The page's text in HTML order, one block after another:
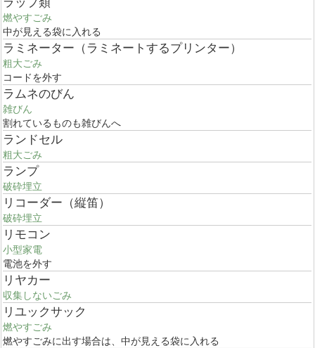
燃やすごみ
中が見える袋に入れる
ラミネーター（ラミネートするプリンター）
粗大ごみ
コードを外す
ラムネのびん
雑びん
割れているものも雑びんへ
ランドセル
粗大ごみ
ランプ
破砕埋立
リコーダー（縦笛）
破砕埋立
リモコン
小型家電
電池を外す
リヤカー
収集しないごみ
リユックサック
燃やすごみ
燃やすごみに出す場合は、中が見える袋に入れる